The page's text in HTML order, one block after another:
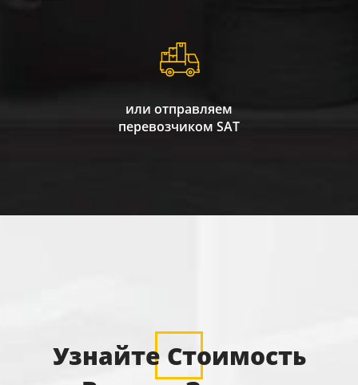
или отправляем
перевозчиком SAT
Узнайте Стоимость